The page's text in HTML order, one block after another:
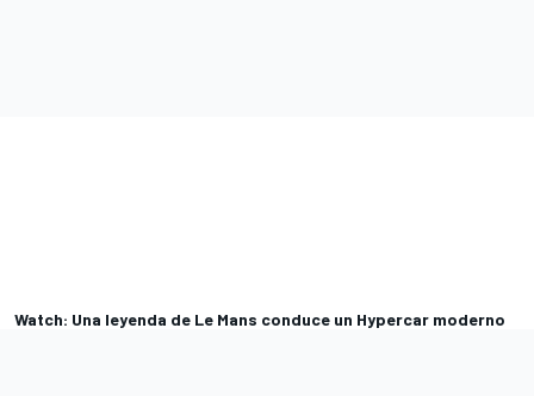
Watch: Una leyenda de Le Mans conduce un Hypercar moderno